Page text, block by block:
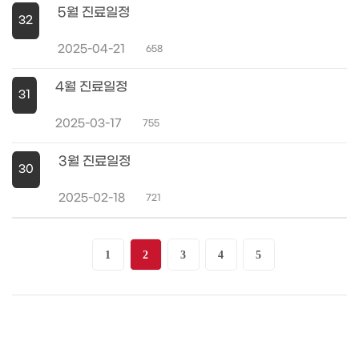
32
5월 진료일정
2025-04-21 658
31
4월 진료일정
2025-03-17 755
30
3월 진료일정
2025-02-18 721
1 2 3 4 5